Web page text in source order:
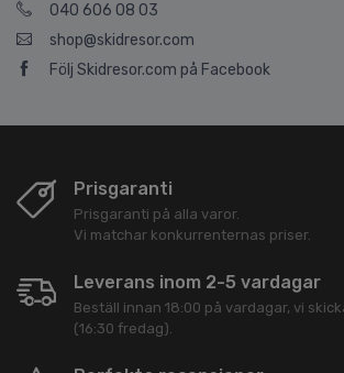
040 606 08 03
shop@skidresor.com
Följ Skidresor.com på Facebook
Prisgaranti
Prisgaranti på alla varor.
Vi matchar konkurrenternas priser.
Leverans inom 2-5 vardagar
Beställ innan 18:00 på vardagar, vi
(16:30 fredag).